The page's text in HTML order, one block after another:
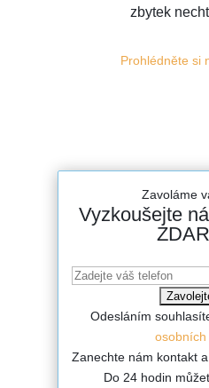
zbytek
Prohlédněte si
Zavoláme
Vyzkoušejte
Odesláním
osobních
Zanechte nám kontakt
Do 24 hodin